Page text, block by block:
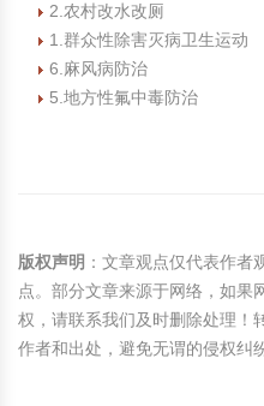
2.农村改水改厕
1.群众性除害灭病卫生运动
6.麻风病防治
5.地方性氟中毒防治
版权声明 ：文章观点仅代表作者
点。部分文章来源于网络，如果
权，请联系我们及时删除处理！
作者和出处，避免无谓的侵权纠